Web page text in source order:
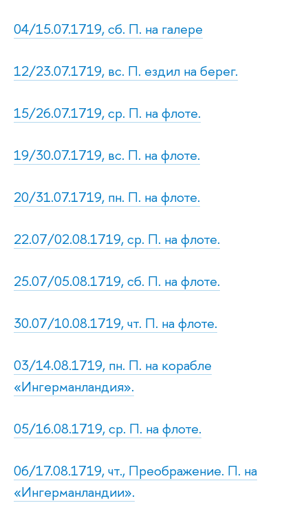
04/15.07.1719, сб. П. на галере
12/23.07.1719, вс. П. ездил на берег.
15/26.07.1719, ср. П. на флоте.
19/30.07.1719, вс. П. на флоте.
20/31.07.1719, пн. П. на флоте.
22.07/02.08.1719, ср. П. на флоте.
25.07/05.08.1719, сб. П. на флоте.
30.07/10.08.1719, чт. П. на флоте.
03/14.08.1719, пн. П. на корабле
«Ингерманландия».
05/16.08.1719, ср. П. на флоте.
06/17.08.1719, чт., Преображение. П. на
«Ингерманландии».